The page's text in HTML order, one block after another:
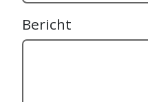
Bericht